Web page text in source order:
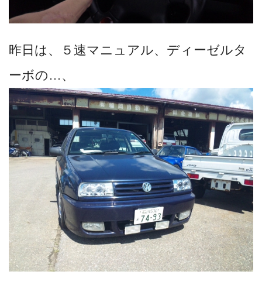
昨日は、５速マニュアル、ディーゼルタ
ーボの…、